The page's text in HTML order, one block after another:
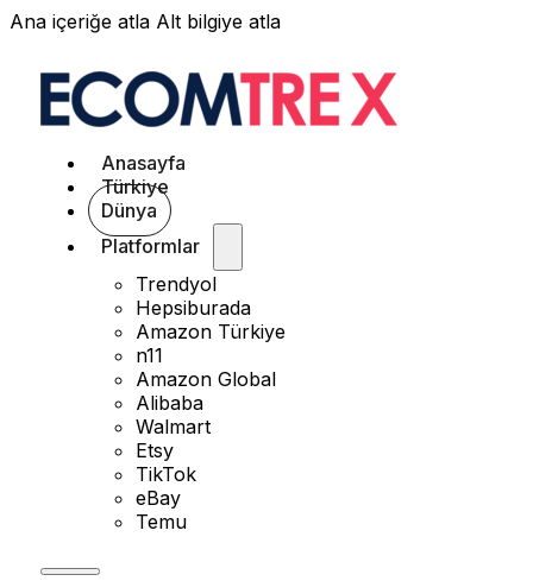
Ana içeriğe atla Alt bilgiye atla
Anasayfa
Türkiye
Dünya
Platformlar
Trendyol
Hepsiburada
Amazon Türkiye
n11
Amazon Global
Alibaba
Walmart
Etsy
TikTok
eBay
Temu